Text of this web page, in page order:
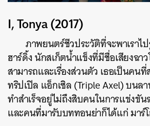
I, Tonya (2017)
ภาพยนตร์ชีวประวัติที่จะพาเราไ
ฮาร์ดิ้ง นักสเก็ตน้ำแข็งที่มีชื่อเสียงฉา
สามารถและเรื่องส่วนตัว เธอเป็นคน
ทริปเปิล แอ็กเซิล (Triple Axel) บนล
ทำสำเร็จอยู่ไม่ถึงสิบคนในการแข่งขั
และคนที่มารับบททอนย่าก็ได้แก่ มาร์